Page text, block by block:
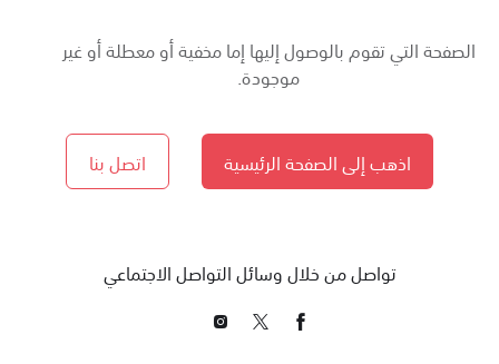
الصفحة التي تقوم بالوصول إليها إما مخفية أو معطلة أو غير
موجودة.
اذهب إلى الصفحة الرئيسية اتصل بنا
تواصل من خلال وسائل التواصل الاجتماعي